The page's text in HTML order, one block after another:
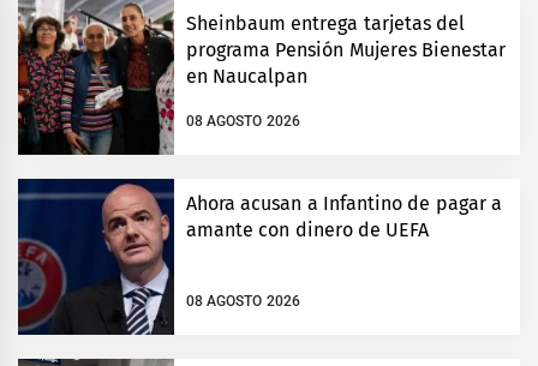
Sheinbaum entrega tarjetas del
programa Pensión Mujeres Bienestar
en Naucalpan
08 AGOSTO 2026
Ahora acusan a Infantino de pagar a
amante con dinero de UEFA
08 AGOSTO 2026